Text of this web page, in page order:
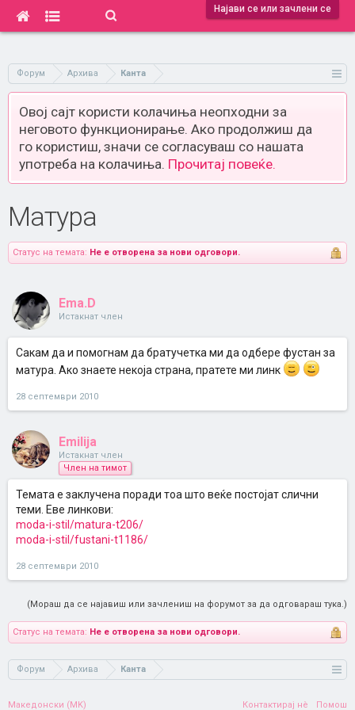
Најави се или зачлени се
Форум Архива Канта
Овој сајт користи колачиња неопходни за
неговото функционирање. Ако продолжиш да
го користиш, значи се согласуваш со нашата
употреба на колачиња. Прочитај повеќе.
Матура
Статус на темата: Не е отворена за нови одговори.
Ema.D
Истакнат член
Сакам да и помогнам да братучетка ми да одбере фустан за
матура. Ако знаете некоја страна, пратете ми линк
28 септември 2010
Emilija
Истакнат член
Член на тимот
Темата е заклучена поради тоа што веќе постојат слични
теми. Еве линкови:
moda-i-stil/matura-t206/
moda-i-stil/fustani-t1186/
28 септември 2010
(Мораш да се најавиш или зачлениш на форумот за да одговараш тука.)
Статус на темата: Не е отворена за нови одговори.
Форум Архива Канта
Македонски (MK) Контактирај нè Помош